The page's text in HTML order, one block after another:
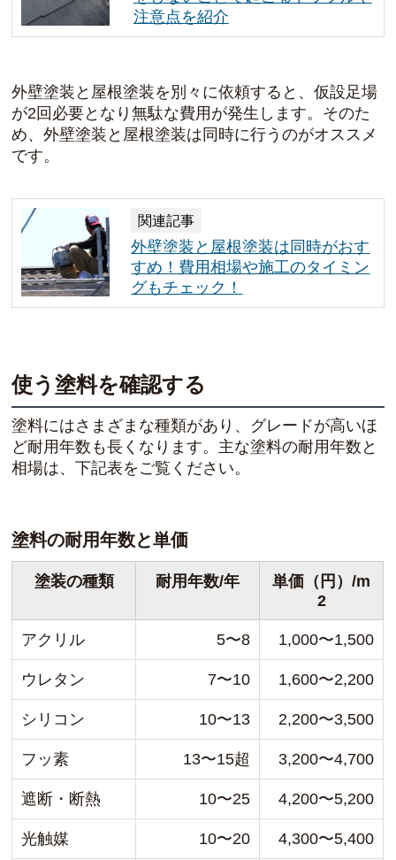
注意点を紹介
外壁塗装と屋根塗装を別々に依頼すると、仮設足場
が2回必要となり無駄な費用が発生します。そのた
め、外壁塗装と屋根塗装は同時に行うのがオススメ
です。
関連記事
外壁塗装と屋根塗装は同時がおす
すめ！費用相場や施工のタイミン
グもチェック！
使う塗料を確認する
塗料にはさまざまな種類があり、グレードが高いほ
ど耐用年数も長くなります。主な塗料の耐用年数と
相場は、下記表をご覧ください。
塗料の耐用年数と単価
塗装の種類 耐用年数/年
単価（円）/m
2
アクリル 5〜8 1,000〜1,500
ウレタン 7〜10 1,600〜2,200
シリコン 10〜13 2,200〜3,500
フッ素 13〜15超 3,200〜4,700
遮断・断熱 10〜25 4,200〜5,200
光触媒 10〜20 4,300〜5,400